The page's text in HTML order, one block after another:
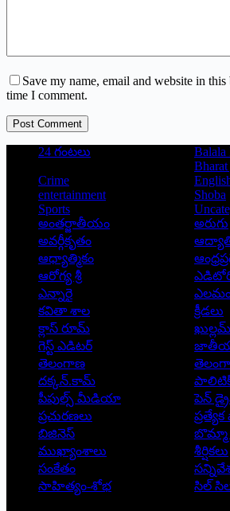
Save my name, email and website in
time I comment.
Post Comment
24 గంటలు
Balala
Bharat
Crime
entertainment
Shoba
Sports
అంతర్జాతీయం
అరుగు
అవర్గీకృతం
ఆధ్యాత్మికం
ఆరోగ్య శ్రీ
ఎన్నారై
కవితా శాల
క్రీడలు
క్లాస్ రూమ్
గెస్ట్ ఎడిటర్
తెలంగాణ
దక్కన్.కామ్
పీపుల్స్ ‌మీడియా
పెన్
ప్రచురణలు
బిజినెస్
బొమ్మా
ముఖ్యాంశాలు
శీర్షికలు
సంకేతం
సాహిత్యం-శోభ
సిల్